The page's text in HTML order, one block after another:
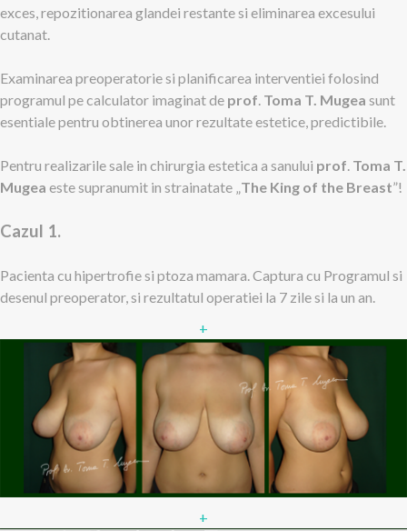
exces, repozitionarea glandei restante si eliminarea excesului
cutanat.
Examinarea preoperatorie si planificarea interventiei folosind
programul pe calculator imaginat de prof Toma T. Mugea sunt
esentiale pentru obtinerea unor rezultate estetice, predictibile.
Pentru realizarile sale in chirurgia estetica a sanului prof Toma T.
Mugea este supranumit in strainatate „ The King of the Breast”!
Cazul 1.
Pacienta cu hipertrofie si ptoza mamara. Captura cu Programul si
desenul preoperator, si rezultatul operatiei la 7 zile si la un an.
+
+